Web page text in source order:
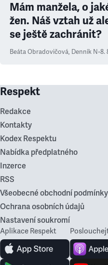
Mám manžela, o
žen. Náš vztah už
se ještě zachránit?
Beáta Obradovičová, Denník N•8.
Respekt
Redakce
Kontakty
Kodex Respektu
Nabídka předplatného
Inzerce
RSS
Všeobecné obchodní podmínky
Ochrana osobních údajů
Nastavení soukromí
Aplikace Respekt